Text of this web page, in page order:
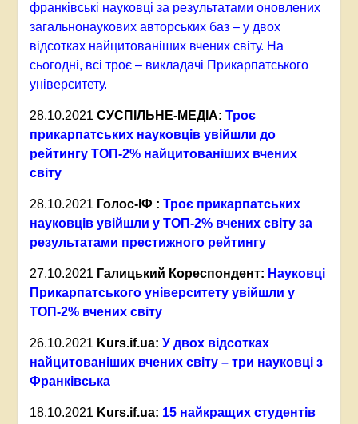
франківські науковці за результатами оновлених
загальнонаукових авторських баз – у двох
відсотках найцитованіших вчених світу. На
сьогодні, всі троє – викладачі Прикарпатського
університету.
28.10.2021 СУСПІЛЬНЕ-МЕДІА: Троє
прикарпатських науковців увійшли до
рейтингу ТОП-2% найцитованіших вчених
світу
28.10.2021 Голос-ІФ : Троє прикарпатських
науковців увійшли у ТОП-2% вчених світу за
результатами престижного рейтингу
27.10.2021 Галицький Кореспондент: Науковці
Прикарпатського університету увійшли у
ТОП-2% вчених світу
26.10.2021 Kurs.if.ua: У двох відсотках
найцитованіших вчених світу – три науковці з
Франківська
18.10.2021 Kurs.if.ua: 15 найкращих студентів